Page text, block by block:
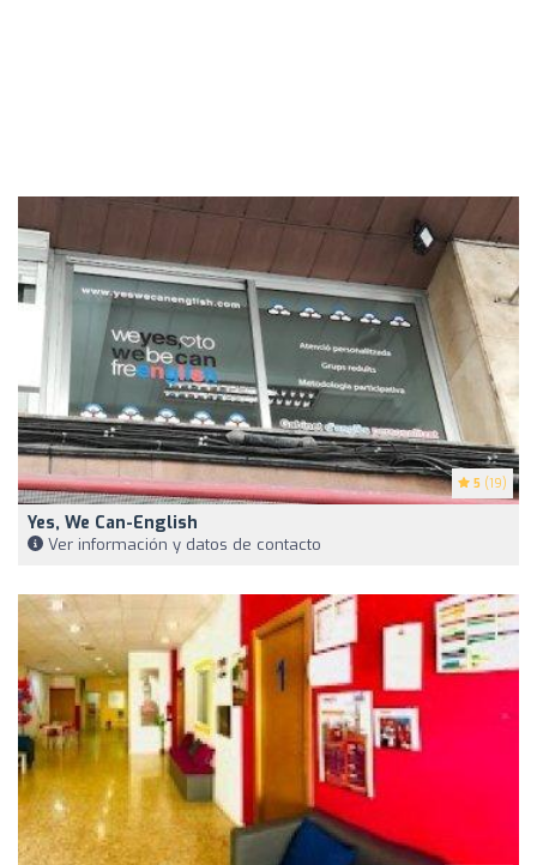
5 (19)
Yes, We Can-English
Ver información y datos de contacto